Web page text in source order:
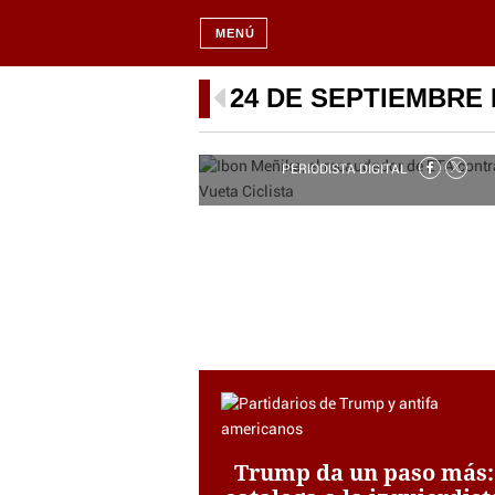
MENÚ
24 DE SEPTIEMBRE
Sánchez donó 8,6 millones
dinero público a la ONG
exrecaudador de ETA que
La Vuelta a España
PERIODISTA DIGITAL
Trump da un paso más: